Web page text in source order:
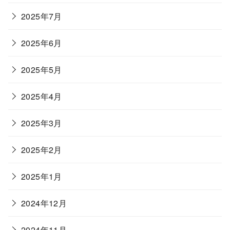
2025年7月
2025年6月
2025年5月
2025年4月
2025年3月
2025年2月
2025年1月
2024年12月